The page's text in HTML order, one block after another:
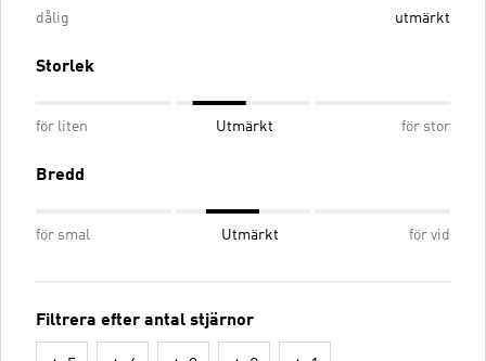
dålig utmärkt
Storlek
för liten Utmärkt för stor
Bredd
för smal Utmärkt för vid
Filtrera efter antal stjärnor